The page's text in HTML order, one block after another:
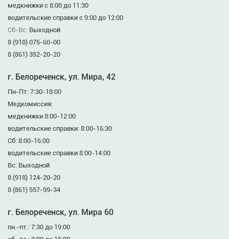
медкнижки с 8:00 до 11:30
водительские справки с 9:00 до 12:00
Сб-Вс: Выходной
8 (918) 075-60-00
8 (861) 352-20-20
г. Белореченск, ул. Мира, 42
Пн-Пт: 7:30-18:00
Медкомиссия:
медкнижки 8:00-12:00
водительские справки: 8:00-16:30
Сб: 8:00-16:00
водительские справки 8:00-14:00
Вс: Выходной
8 (918) 124-20-20
8 (861) 557-99-34
г. Белореченск, ул. Мира 60
пн.-пт.: 7:30 до 19:00